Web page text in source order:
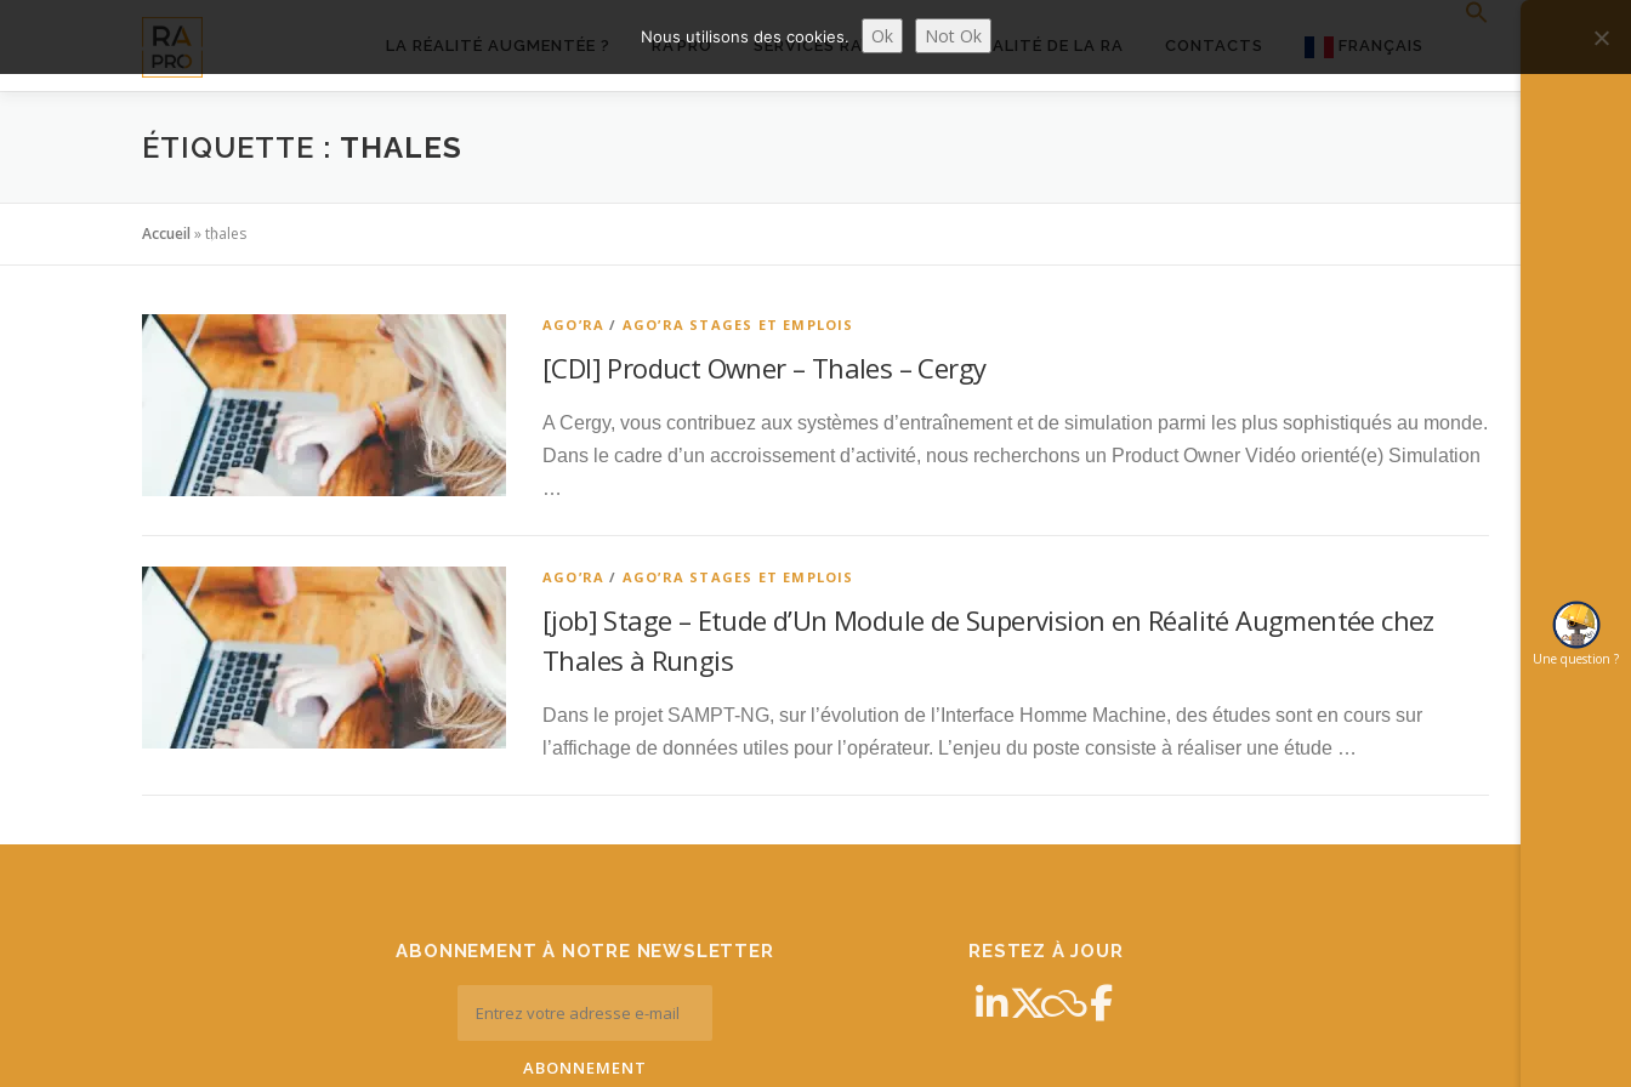
contenu
LA RÉALITÉ AUGMENTÉE ? RA’PRO SERVICES RA’PRO ACTUALITÉ DE LA RA CONTACTS FRANÇAIS
ÉTIQUETTE : THALES
Accueil »thales
AGO’RA / AGO’RA STAGES ET EMPLOIS
[CDI] Product Owner – Thales – Cergy
A Cergy, vous contribuez aux systèmes d’entraînement et de simulation parmi les plus sophistiqués au monde.
Dans le cadre d’un accroissement d’activité, nous recherchons un Product Owner Vidéo orienté(e) Simulation
…
AGO’RA / AGO’RA STAGES ET EMPLOIS
[job] Stage – Etude d’Un Module de Supervision en Réalité Augmentée chez
Thales à Rungis
Dans le projet SAMPT-NG, sur l’évolution de l’Interface Homme Machine, des études sont en cours sur
l’affichage de données utiles pour l’opérateur. L’enjeu du poste consiste à réaliser une étude …
ABONNEMENT À NOTRE NEWSLETTER RESTEZ À JOUR
Une question ?
Nous utilisons des cookies. Ok Not Ok